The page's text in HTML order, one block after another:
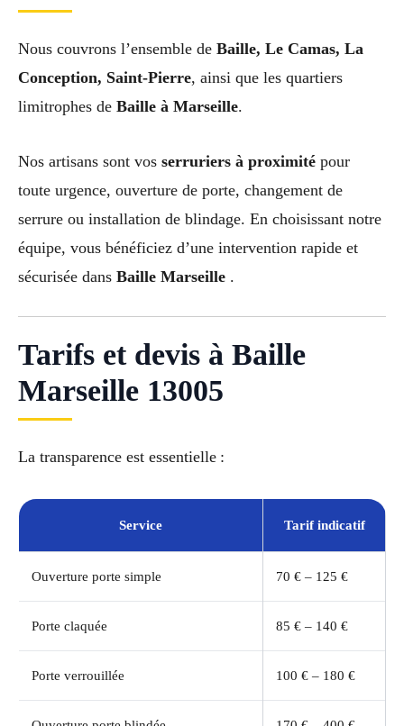
Nous couvrons l’ensemble de Baille, Le Camas, La
Conception, Saint-Pierre, ainsi que les quartiers
limitrophes de Baille à Marseille.
Nos artisans sont vos serruriers à proximité pour
toute urgence, ouverture de porte, changement de
serrure ou installation de blindage. En choisissant notre
équipe, vous bénéficiez d’une intervention rapide et
sécurisée dans Baille Marseille .
Tarifs et devis à Baille
Marseille 13005
La transparence est essentielle :
Service Tarif indicatif
Ouverture porte simple 70 € – 125 €
Porte claquée 85 € – 140 €
Porte verrouillée 100 € – 180 €